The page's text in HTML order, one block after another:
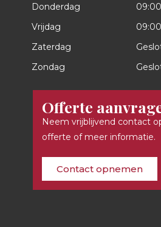
Donderdag
Vrijdag
Zaterdag
Zondag
Offerte
Neem vrijblijvend contact
offerte of meer informatie.
Contact opnemen